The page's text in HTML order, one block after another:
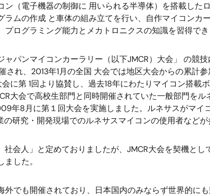
（電子機器の制御に 用いられる半導体）を搭載した
ムの作成 と車体の組み立てを行い、自作マイコンカ
ログラミング能力とメカトロニクスの知識を習得でき
パンマイコンカーラリー（以下JMCR）大会」 の競
され、2013年1月の全国 大会では地区大会からの累計
に第 1回より協賛し、過去18年にわたりマイコン搭
大会で高校生部門と同時開催されていた一般部門を
年8月に第１回大会を実施しました。ルネサスがマ
研究・開発現場でのルネサスマイコンの使用者などが
会人」と定めておりましたが、JMCR大会を契機と
した。
でも開催されており、日本国内のみならず世界的に